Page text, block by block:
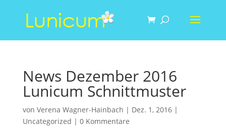
News Dezember 2016
Lunicum Schnittmuster
von Verena Wagner-Hainbach | Dez. 1, 2016|
Uncategorized | 0 Kommentare